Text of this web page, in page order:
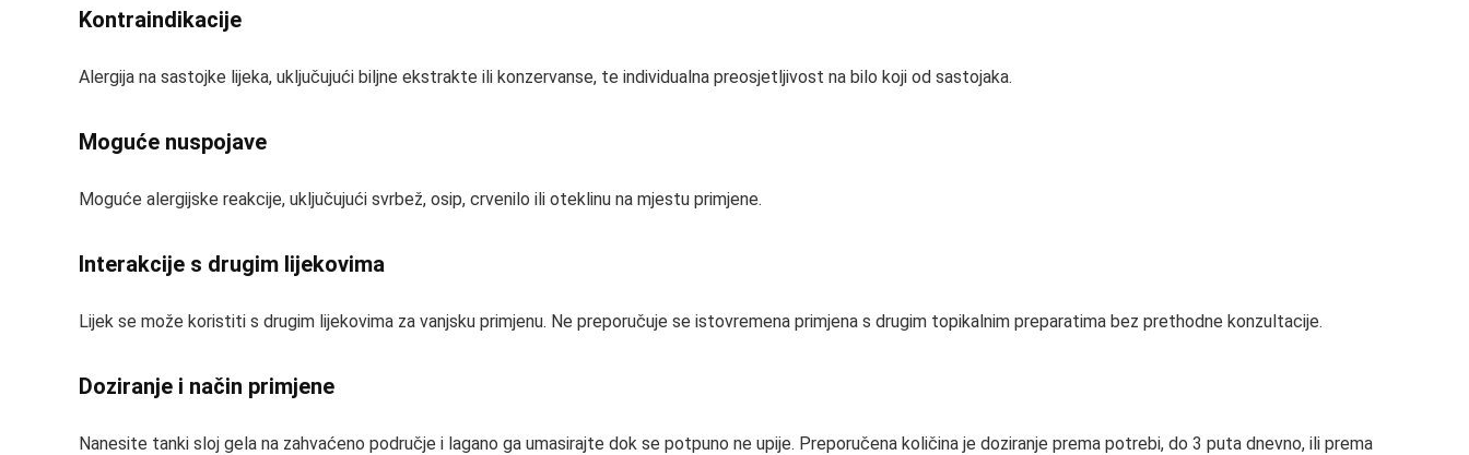
Kontraindikacije
Alergija na sastojke lijeka, uključujući biljne ekstrakte ili konzervanse, te individualna preosjetljivost na bilo koji od sastojaka.
Moguće nuspojave
Moguće alergijske reakcije, uključujući svrbež, osip, crvenilo ili oteklinu na mjestu primjene.
Interakcije s drugim lijekovima
Lijek se može koristiti s drugim lijekovima za vanjsku primjenu. Ne preporučuje se istovremena primjena s drugim topikalnim preparatima bez prethodne konzultacije.
Doziranje i način primjene
Nanesite tanki sloj gela na zahvaćeno područje i lagano ga umasirajte dok se potpuno ne upije. Preporučena količina je doziranje prema potrebi, do 3 puta dnevno, ili prema